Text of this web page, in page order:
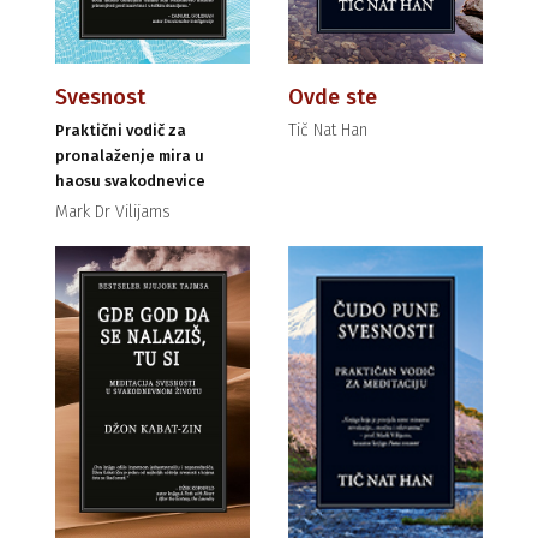
Svesnost
Praktični vodič za
pronalaženje mira u
haosu svakodnevice
Mark Dr Vilijams
Ovde ste
Tič Nat Han